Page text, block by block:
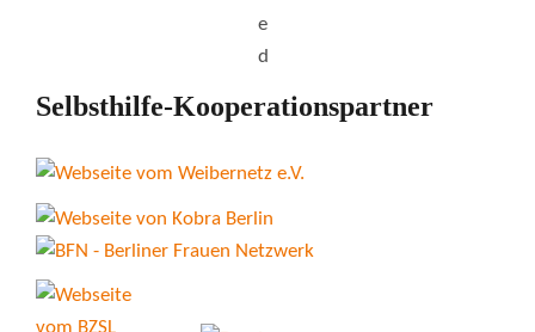
Selbsthilfe-Kooperationspartner